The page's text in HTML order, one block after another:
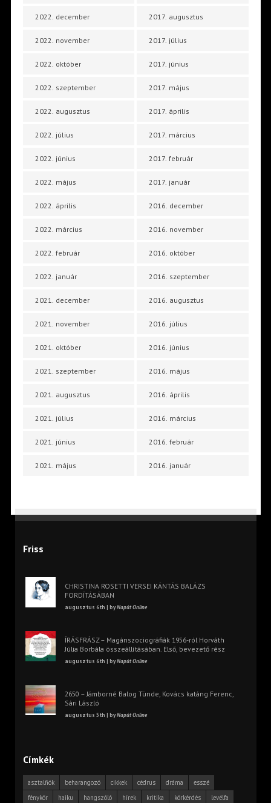
2022. december
2022. november
2022. október
2022. szeptember
2022. augusztus
2022. július
2022. június
2022. május
2022. április
2022. március
2022. február
2022. január
2021. december
2021. november
2021. október
2021. szeptember
2021. augusztus
2021. július
2021. június
2021. május
2017. augusztus
2017. július
2017. június
2017. május
2017. április
2017. március
2017. február
2017. január
2016. december
2016. november
2016. október
2016. szeptember
2016. augusztus
2016. július
2016. június
2016. május
2016. április
2016. március
2016. február
2016. január
Friss
CHRISTINA ROSETTI VERSEI KÁNTÁS BALÁZS
FORDÍTÁSÁBAN
augusztus 6th | byNapút Online
ÍRÁSFRÁSZ – Magánszociográfiák 1956-ról Horváth
Júlia Borbála összeállításában. Első, bevezető rész
augusztus 6th | byNapút Online
2650 – Jámborné Balog Tünde, Kovács katáng Ferenc,
Sári László
augusztus 5th | byNapút Online
Címkék
asztalfiók beharangozó cikkek cédrus dráma
esszé
fénykör
haiku hangszóló hírek kritika körkérdés
levélfa